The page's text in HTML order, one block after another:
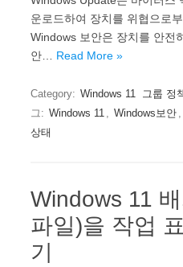
운로드하여 장치를 위협으로
Windows 보안은 장치를 안전
안… Read More »
Category: Windows 11 그룹 정
그: Windows 11 Windows보안
상태
Windows 11
파일)을 작업
기